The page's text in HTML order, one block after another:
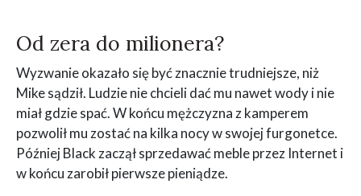
Od zera do milionera?
Wyzwanie okazało się być znacznie trudniejsze, niż
Mike sądził. Ludzie nie chcieli dać mu nawet wody i nie
miał gdzie spać. W końcu mężczyzna z kamperem
pozwolił mu zostać na kilka nocy w swojej furgonetce.
Później Black zaczął sprzedawać meble przez Internet i
w końcu zarobił pierwsze pieniądze.